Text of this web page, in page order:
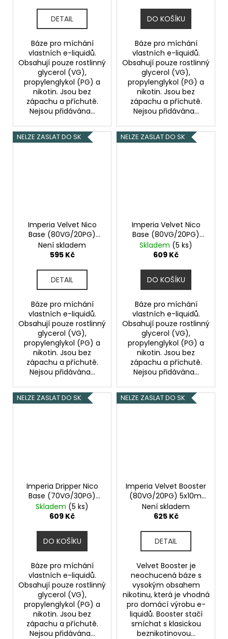
DETAIL
Báze pro míchání
vlastních e-liquidů.
Obsahují pouze rostlinný
glycerol (VG),
propylenglykol (PG) a
nikotin. Jsou bez
zápachu a příchutě.
Nejsou přidávána...
DO KOŠÍKU
Báze pro míchání
vlastních e-liquidů.
Obsahují pouze rostlinný
glycerol (VG),
propylenglykol (PG) a
nikotin. Jsou bez
zápachu a příchutě.
Nejsou přidávána...
NELZE ZASLAT DO SK
Imperia Velvet Nico
Base (80VG/20PG)
5x10ml 6mg
Není skladem
595 Kč
DETAIL
Báze pro míchání
vlastních e-liquidů.
Obsahují pouze rostlinný
glycerol (VG),
propylenglykol (PG) a
nikotin. Jsou bez
zápachu a příchutě.
Nejsou přidávána...
NELZE ZASLAT DO SK
Imperia Velvet Nico
Base (80VG/20PG)
5x10ml 12mg
Skladem (5 ks)
609 Kč
DO KOŠÍKU
Báze pro míchání
vlastních e-liquidů.
Obsahují pouze rostlinný
glycerol (VG),
propylenglykol (PG) a
nikotin. Jsou bez
zápachu a příchutě.
Nejsou přidávána...
NELZE ZASLAT DO SK
Imperia Dripper Nico
Base (70VG/30PG)
5x10ml 12mg
Skladem (5 ks)
609 Kč
DO KOŠÍKU
Báze pro míchání
vlastních e-liquidů.
Obsahují pouze rostlinný
glycerol (VG),
propylenglykol (PG) a
nikotin. Jsou bez
zápachu a příchutě.
Nejsou přidávána...
NELZE ZASLAT DO SK
Imperia Velvet Booster
(80VG/20PG) 5x10ml
15mg
Není skladem
625 Kč
DETAIL
Velvet Booster je
neochucená báze s
vysokým obsahem
nikotinu, která je vhodná
pro domácí výrobu e-
liquidů. Booster stačí
smíchat s klasickou
beznikotinovou...